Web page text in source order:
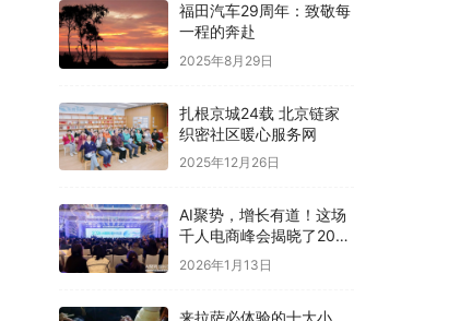
福田汽车29周年：致敬每
一程的奔赴
2025年8月29日
扎根京城24载 北京链家
织密社区暖心服务网
2025年12月26日
AI聚势，增长有道！这场
千人电商峰会揭晓了2026
电商确定性路径
2026年1月13日
来拉萨必体验的十大小